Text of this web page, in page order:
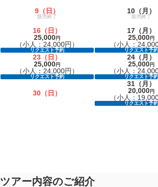
9 （日）
販売終了
10 （月）
販売終了
16 （日）
25,000円
（小人：24,000円）
リクエスト予約
17 （月）
25,000円
（小人：
リクエスト予約
23 （日）
25,000円
（小人：24,000円）
リクエスト予約
24 （月）
25,000円
（小人：
リクエスト予約
30 （日）
31 （月）
20,000円
（小人：
リクエスト予約
ツアー内容のご紹介